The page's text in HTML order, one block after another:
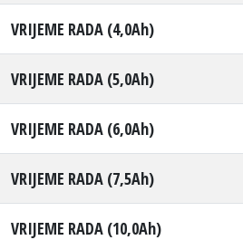
VRIJEME RADA (4,0Ah)
VRIJEME RADA (5,0Ah)
VRIJEME RADA (6,0Ah)
VRIJEME RADA (7,5Ah)
VRIJEME RADA (10,0Ah)